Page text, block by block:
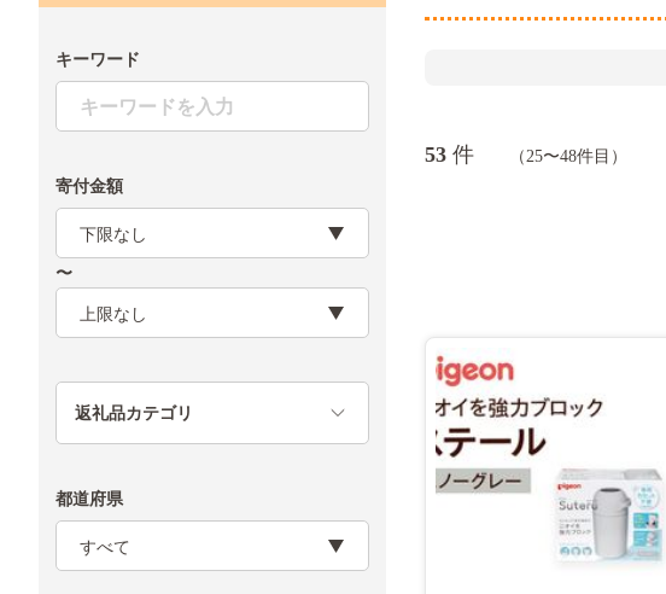
キーワード
寄付金額
〜
返礼品カテゴリ
都道府県
53 件 （25〜48件目）